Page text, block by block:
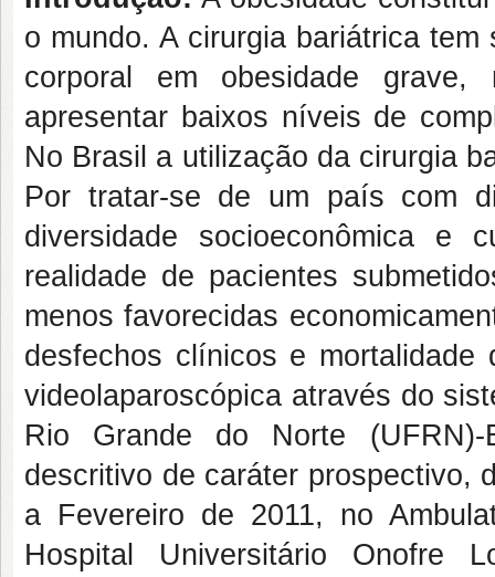
o mundo. A cirurgia bariátrica
corporal em obesidade
apresentar baixos níveis de
No Brasil a utilização da cirurgia
Por tratar-se de um país com
diversidade socioeconômica e
realidade de pacientes
menos favorecidas
desfechos clínicos e mortalidade
videolaparoscópica através do
Rio Grande do Norte
descritivo de caráter prospectivo,
a Fevereiro de 2011, no
Hospital Universitário Onofre